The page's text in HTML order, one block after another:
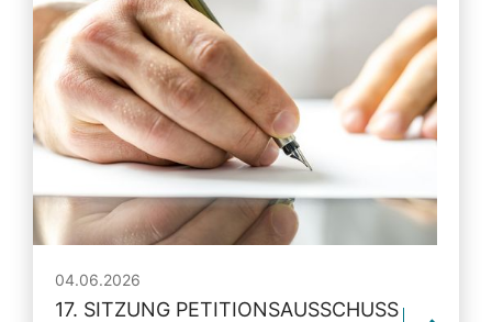
04.06.2026
17. SITZUNG PETITIONSAUSSCHUSS